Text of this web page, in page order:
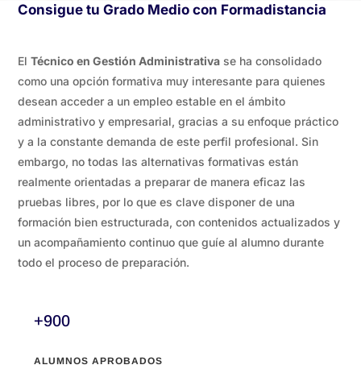
Consigue tu Grado Medio con Formadistancia
ElTécnico en Gestión Administrativa se ha consolidado
como una opción formativa muy interesante para quienes
desean acceder a un empleo estable en el ámbito
administrativo y empresarial, gracias a su enfoque práctico
y a la constante demanda de este perfil profesional. Sin
embargo, no todas las alternativas formativas están
realmente orientadas a preparar de manera eficaz las
pruebas libres, por lo que es clave disponer de una
formación bien estructurada, con contenidos actualizados y
un acompañamiento continuo que guíe al alumno durante
todo el proceso de preparación.
+900
ALUMNOS APROBADOS